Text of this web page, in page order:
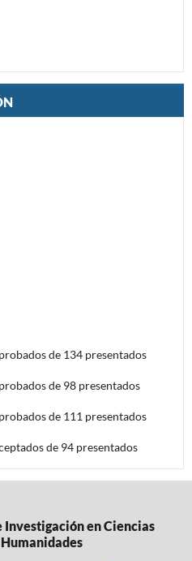
de 134 presentados
de 98 presentados
de 111 presentados
de 94 presentados
Investigación en Ciencias